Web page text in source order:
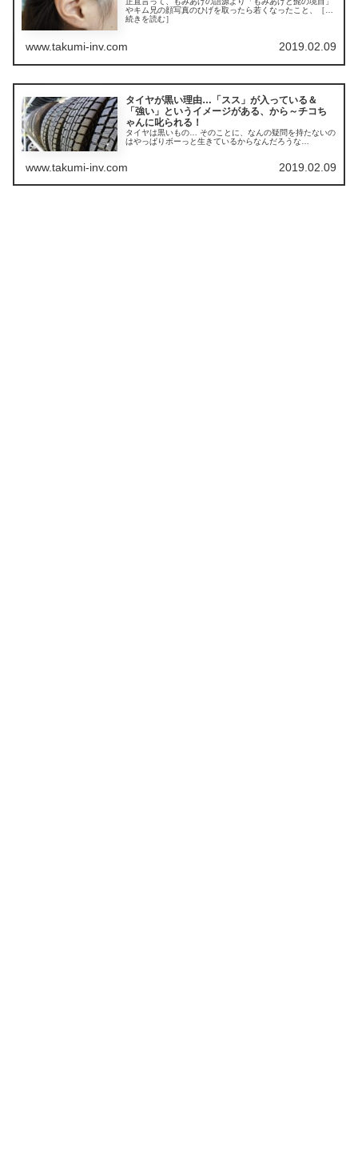
やキム兄の顔写真のひげを取ったら若くなったこと、［…
続きを読む］
www.takumi-inv.com 2019.02.09
タイヤが黒い理由…「スス」が入っている＆
「強い」というイメージがある、から～チコち
ゃんに叱られる！
タイヤは黒いもの… そのことに、なんの疑問を持たないの
はやっぱりボーっと生きているからなんだろうな…
www.takumi-inv.com 2019.02.09